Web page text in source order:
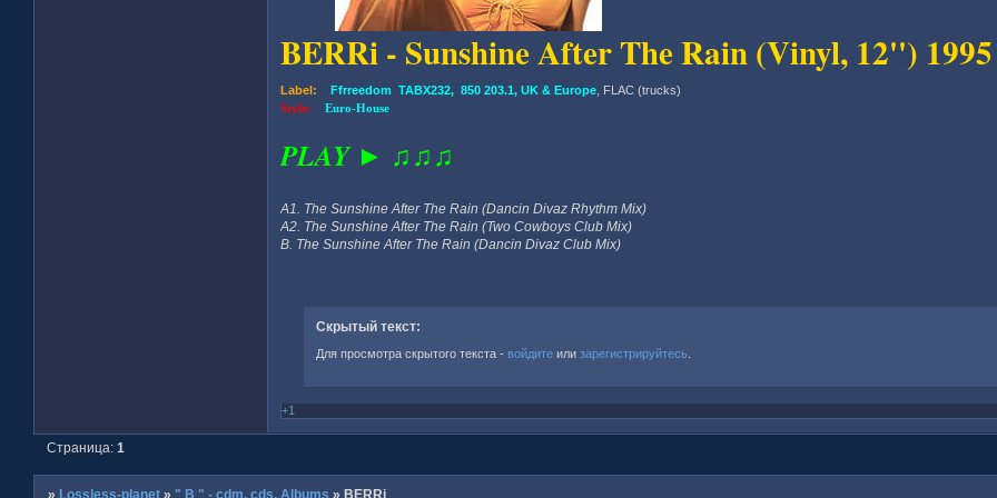
BERRi - Sunshine After The Rain (Vinyl, 12'')
Label: Ffrreedom TABX232, 850 203.1, UK & Europe , FLAC (trucks)
Style:Euro-House
PLAY ► ♫♫♫
A1. The Sunshine After The Rain (Dancin Divaz Rhythm Mix)
A2. The Sunshine After The Rain (Two Cowboys Club Mix)
B. The Sunshine After The Rain (Dancin Divaz Club Mix)
Скрытый текст:
Для просмотра скрытого текста - войдитеили зарегистрируйтесь
+1
Страница:1
»Lossless-planet » " B " - cdm, cds, Albums »BERRi